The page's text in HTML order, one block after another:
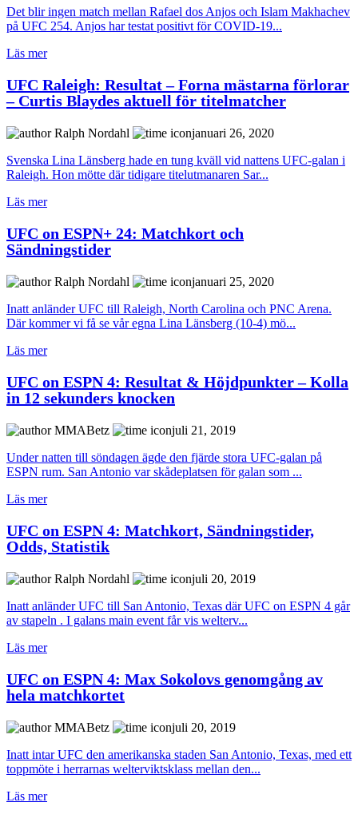
Det blir ingen match mellan Rafael dos Anjos och Islam Makhachev
på UFC 254. Anjos har testat positivt för COVID-19...
Läs mer
UFC Raleigh: Resultat – Forna mästarna förlorar
– Curtis Blaydes aktuell för titelmatcher
Ralph Nordahl
januari 26, 2020
Svenska Lina Länsberg hade en tung kväll vid nattens UFC-galan i
Raleigh. Hon mötte där tidigare titelutmanaren Sar...
Läs mer
UFC on ESPN+ 24: Matchkort och
Sändningstider
Ralph Nordahl
januari 25, 2020
Inatt anländer UFC till Raleigh, North Carolina och PNC Arena.
Där kommer vi få se vår egna Lina Länsberg (10-4) mö...
Läs mer
UFC on ESPN 4: Resultat & Höjdpunkter – Kolla
in 12 sekunders knocken
MMABetz
juli 21, 2019
Under natten till söndagen ägde den fjärde stora UFC-galan på
ESPN rum. San Antonio var skådeplatsen för galan som ...
Läs mer
UFC on ESPN 4: Matchkort, Sändningstider,
Odds, Statistik
Ralph Nordahl
juli 20, 2019
Inatt anländer UFC till San Antonio, Texas där UFC on ESPN 4 går
av stapeln . I galans main event får vis welterv...
Läs mer
UFC on ESPN 4: Max Sokolovs genomgång av
hela matchkortet
MMABetz
juli 20, 2019
Inatt intar UFC den amerikanska staden San Antonio, Texas, med ett
toppmöte i herrarnas welterviktsklass mellan den...
Läs mer